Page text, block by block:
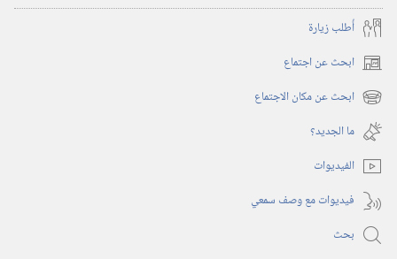
أُطلب زيارة
ابحث عن اجتماع (يفتح
نافذة ابحث عن مكان الاجتماع (يفتح
نافذة
جديدة)
ما الجديد؟‏
الفيديوات
فيديوات مع وصف سمعي
بحث